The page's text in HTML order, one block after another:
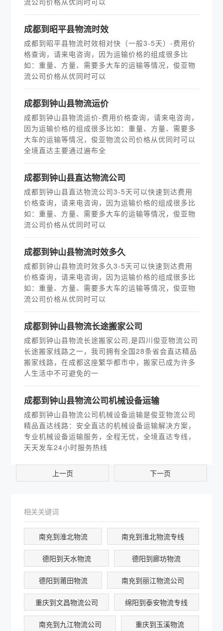
成都到昭平县物流时效
成都到昭平县物流时效相对快（一般3-5天）-费用价
格查询，请来电咨询，因为运输价格的组成很多比
如：重量、方量、需要多大车的运输等情况，俊亚物
流公司价格从优同时可以
成都到钟山县物流运价
成都到钟山县物流运价-费用价格查询，请来电咨询，
因为运输价格的组成很多比如：重量、方量、需要多
大车的运输等情况，俊亚物流公司价格从优同时可以
全境直达主要通过遍布全
成都到钟山县直达物流公司
成都到钟山县直达物流公司3-5天可以快速到达费用
价格查询，请来电咨询，因为运输价格的组成很多比
如：重量、方量、需要多大车的运输等情况，俊亚物
流公司价格从优同时可以
成都到钟山县物流时效多久
成都到钟山县物流时效多久3-5天可以快速到达费用
价格查询，请来电咨询，因为运输价格的组成很多比
如：重量、方量、需要多大车的运输等情况，俊亚物
流公司价格从优同时可以
​成都到钟山县物流长途搬家公司
成都到钟山县物流长途搬家公司,是四川俊亚物流公司
长途搬家线路之一，我司拥有全国28条省会直达精品
搬家线路，在成都这座繁华都市中，搬家已成为许多
人生活中不可避免的一
成都到钟山县物流公司机械设备运输
成都到钟山县物流公司机械设备运输是俊亚物流公司
精品直达线路：安全直达的机械设备运输解决方案，
专业机械设备运输服务，全程无忧，全境直达专线，
天天发车24小时服务热线
上一页 下一页
相关关键词
南充到淮北物流 南充到淮北物流专线
德阳到天水物流 德阳到廊坊物流
德阳到莆田物流 南充到丽江物流公司
重庆到文昌物流公司 绵阳到泰安物流专线
南充到九江物流公司 重庆到玉溪物流